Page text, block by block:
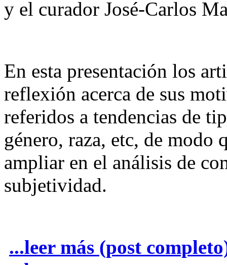
y el curador José-Carlos
En esta presentación los
reflexión acerca de sus
referidos a tendencias de
género, raza, etc, de modo
ampliar en el análisis de
subjetividad.
...leer más (post